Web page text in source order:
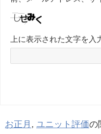
上に表示された文字を入
お正月 ユニット評価の